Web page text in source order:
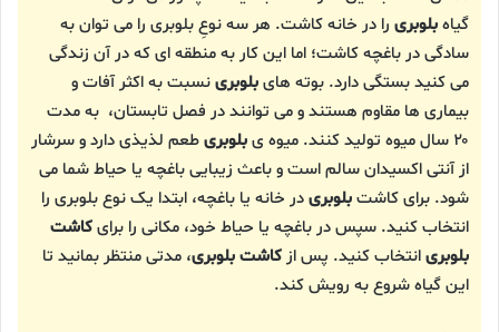
گیاهبلوبری را در خانه کاشت. هر سه نوعِ بلوبری را می توان به
سادگی در باغچه کاشت؛ اما این کار به منطقه ای که در آن زندگی
می کنید بستگی دارد. بوته هایبلوبرینسبت به اکثر آفات و
بیماری ها مقاوم هستند و می توانند در فصل تابستان، به مدت
۲۰ سال میوه تولید کنند. میوه ی
بلوبریطعم لذیذی دارد و سرشار
از آنتی اکسیدان سالم است و باعث زیبایی باغچه یا حیاط شما می
شود. برای کاشتبلوبریدر خانه یا باغچه، ابتدا یک نوع بلوبری را
انتخاب کنید. سپس در باغچه یا حیاط خود، مکانی را برایکاشت
بلوبریانتخاب کنید. پس ازکاشت بلوبری، مدتی منتظر بمانید تا
این گیاه شروع به رویش کند.